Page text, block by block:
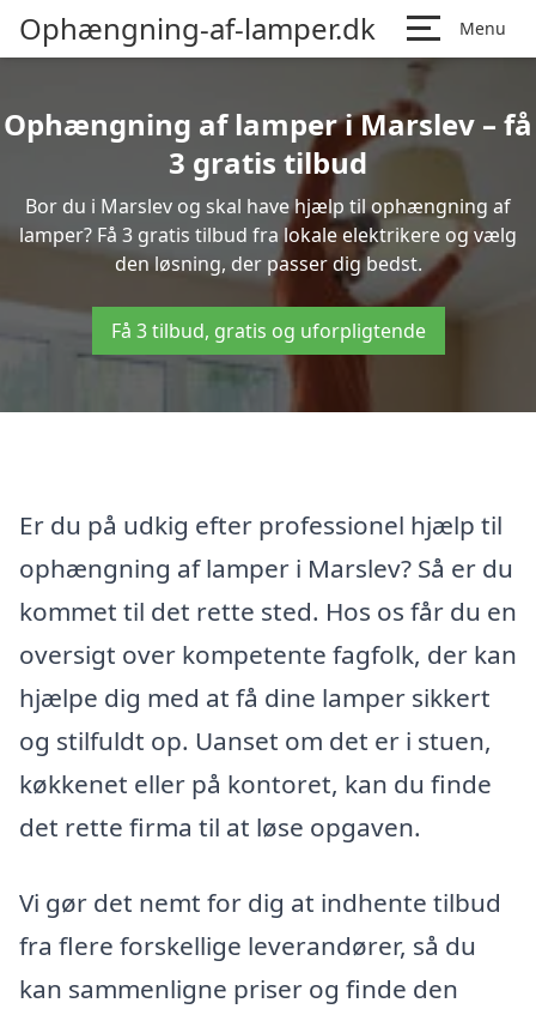
Ophængning-af-lamper.dk Menu
Ophængning af lamper i Marslev – få
3 gratis tilbud
Bor du i Marslev og skal have hjælp til ophængning af
lamper? Få 3 gratis tilbud fra lokale elektrikere og vælg
den løsning, der passer dig bedst.
Få 3 tilbud, gratis og uforpligtende
Er du på udkig efter professionel hjælp til
ophængning af lamper i Marslev? Så er du
kommet til det rette sted. Hos os får du en
oversigt over kompetente fagfolk, der kan
hjælpe dig med at få dine lamper sikkert
og stilfuldt op. Uanset om det er i stuen,
køkkenet eller på kontoret, kan du finde
det rette firma til at løse opgaven.
Vi gør det nemt for dig at indhente tilbud
fra flere forskellige leverandører, så du
kan sammenligne priser og finde den